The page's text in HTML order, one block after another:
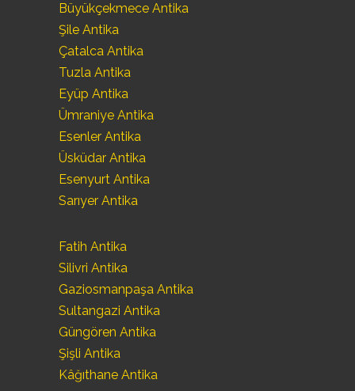
Büyükçekmece Antika
Şile Antika
Çatalca Antika
Tuzla Antika
Eyüp Antika
Ümraniye Antika
Esenler Antika
Üsküdar Antika
Esenyurt Antika
Sarıyer Antika
Fatih Antika
Silivri Antika
Gaziosmanpaşa Antika
Sultangazi Antika
Güngören Antika
Şişli Antika
Kâğıthane Antika